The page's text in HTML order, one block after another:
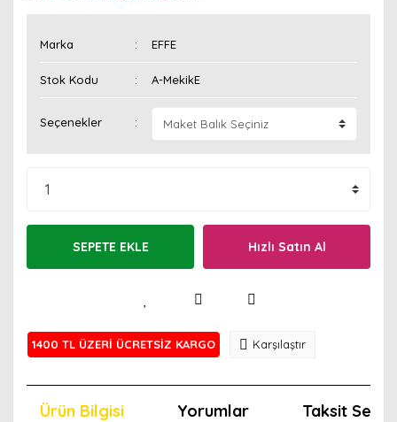
Marka EFFE
Stok Kodu A-MekikE
Seçenekler
SEPETE EKLE Hızlı Satın Al
1400 TL ÜZERİ ÜCRETSİZ KARGO Karşılaştır
Ürün Bilgisi Yorumlar Taksit